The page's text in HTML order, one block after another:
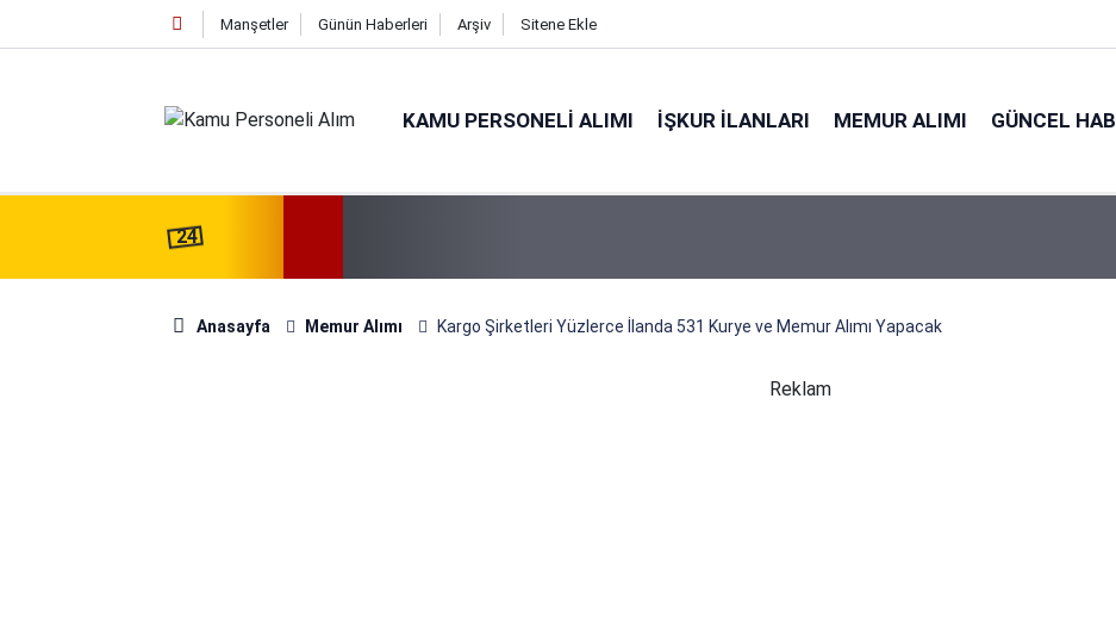
Manşetler Günün Haberleri Arşiv Sitene Ekle
KAMU PERSONELI ALIMI İŞKUR İLANLARI MEMUR ALIMI GÜNCEL
24
Anasayfa Memur Alımı Kargo Şirketleri Yüzlerce İlanda 531 Kurye ve Memur Alımı Yapacak
Reklam